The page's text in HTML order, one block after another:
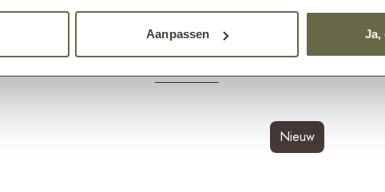
Aanpassen Ja,
Anderen bekeken ook
Nieuw